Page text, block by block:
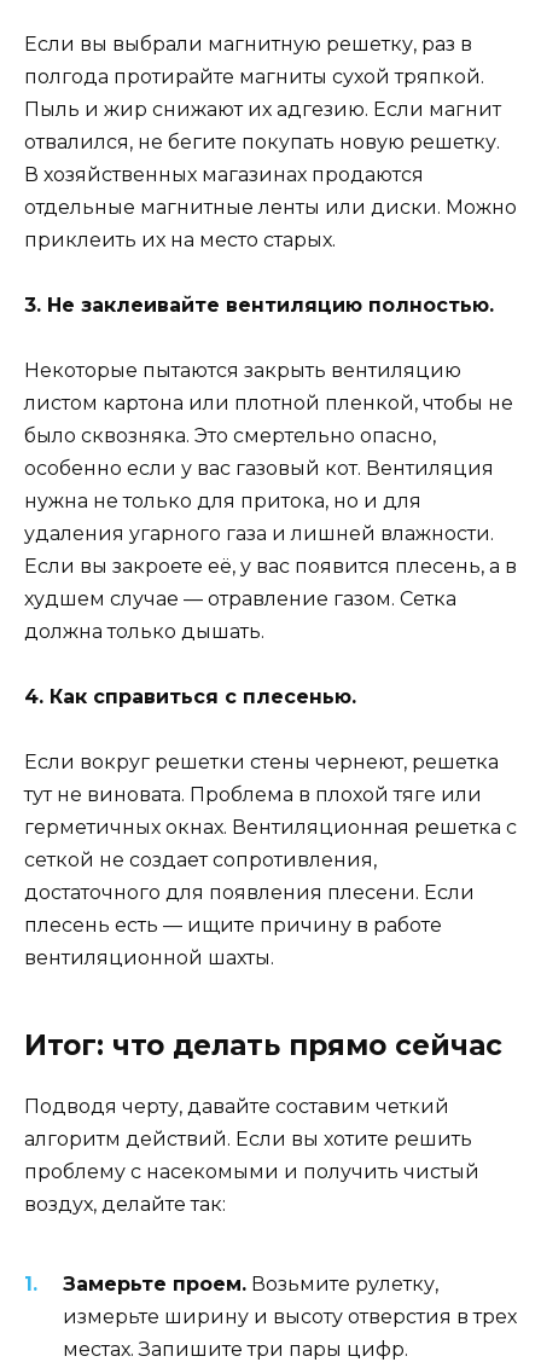
Если вы выбрали магнитную решетку, раз в
полгода протирайте магниты сухой тряпкой.
Пыль и жир снижают их адгезию. Если магнит
отвалился, не бегите покупать новую решетку.
В хозяйственных магазинах продаются
отдельные магнитные ленты или диски. Можно
приклеить их на место старых.
3. Не заклеивайте вентиляцию полностью.
Некоторые пытаются закрыть вентиляцию
листом картона или плотной пленкой, чтобы не
было сквозняка. Это смертельно опасно,
особенно если у вас газовый кот. Вентиляция
нужна не только для притока, но и для
удаления угарного газа и лишней влажности.
Если вы закроете её, у вас появится плесень, а в
худшем случае — отравление газом. Сетка
должна только дышать.
4. Как справиться с плесенью.
Если вокруг решетки стены чернеют, решетка
тут не виновата. Проблема в плохой тяге или
герметичных окнах. Вентиляционная решетка с
сеткой не создает сопротивления,
достаточного для появления плесени. Если
плесень есть — ищите причину в работе
вентиляционной шахты.
Итог: что делать прямо сейчас
Подводя черту, давайте составим четкий
алгоритм действий. Если вы хотите решить
проблему с насекомыми и получить чистый
воздух, делайте так:
Замерьте проем. Возьмите рулетку,
измерьте ширину и высоту отверстия в трех
местах. Запишите три пары цифр.